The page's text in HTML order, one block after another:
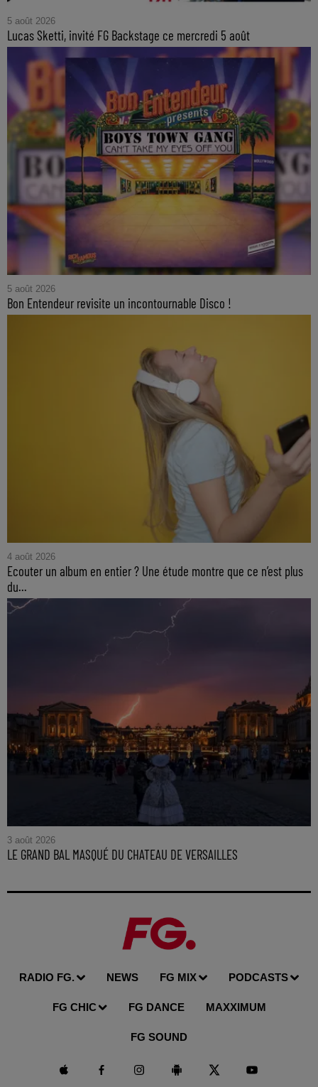
5 août 2026
Lucas Sketti, invité FG Backstage ce mercredi 5 août
5 août 2026
Bon Entendeur revisite un incontournable Disco !
4 août 2026
Ecouter un album en entier ? Une étude montre que ce n’est plus
du...
3 août 2026
LE GRAND BAL MASQUÉ DU CHATEAU DE VERSAILLES
RADIO FG. NEWS FG MIX PODCASTS
FG CHIC FG DANCE MAXXIMUM
FG SOUND